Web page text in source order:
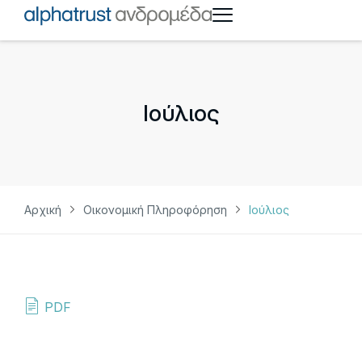
Ιούλιος
Αρχική Οικονομική Πληροφόρηση Ιούλιος
PDF